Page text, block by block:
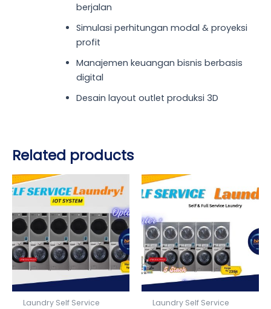
berjalan
Simulasi perhitungan modal & proyeksi
profit
Manajemen keuangan bisnis berbasis
digital
Desain layout outlet produksi 3D
Related products
Laundry Self Service Laundry Self Service